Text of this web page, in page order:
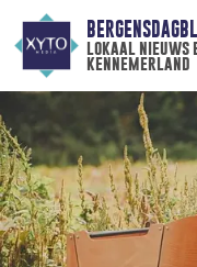
lokaal nieuws
kennemerland